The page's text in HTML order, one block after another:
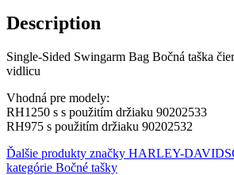
Description
Single-Sided Swingarm Bag Bočná taška
vidlicu
Vhodná pre modely:
RH1250 s s použitím držiaku 90202533
RH975 s použitím držiaku 90202532
Ďalšie produkty značky HARLEY-
kategórie Bočné tašky